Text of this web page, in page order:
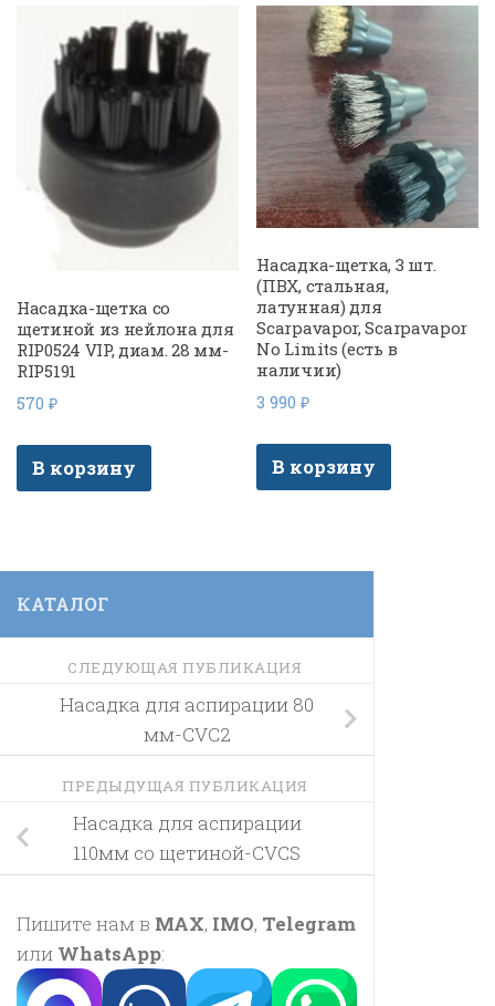
Насадка-щетка со
щетиной из нейлона для
RIP0524 VIP, диам. 28 мм-
RIP5191
570 ₽
В корзину
Насадка-щетка, 3 шт.
(ПВХ, стальная,
латунная) для
Scarpavapor, Scarpavapor
No Limits (есть в
наличии)
3 990₽
В корзину
КАТАЛОГ
СЛЕДУЮЩАЯ ПУБЛИКАЦИЯ
Насадка для аспирации 80
мм-CVC2
ПРЕДЫДУЩАЯ ПУБЛИКАЦИЯ
Насадка для аспирации
110мм со щетиной-CVCS
Пишите нам в MAX, IMO, Telegram
или WhatsApp: